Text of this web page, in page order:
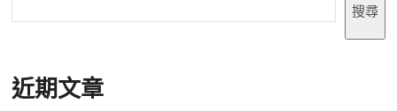
搜尋
近期文章